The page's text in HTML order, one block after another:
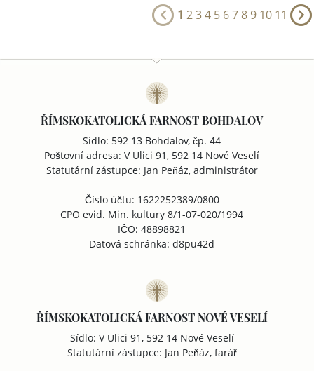
1 234 5 67 8 9 10 11
ŘÍMSKOKATOLICKÁ FARNOST BOHDALOV
Sídlo: 592 13 Bohdalov, čp. 44
Poštovní adresa: V Ulici 91, 592 14 Nové Veselí
Statutární zástupce: Jan Peňáz, administrátor
Číslo účtu: 1622252389/0800
CPO evid. Min. kultury 8/1-07-020/1994
IČO: 48898821
Datová schránka: d8pu42d
ŘÍMSKOKATOLICKÁ FARNOST NOVÉ VESELÍ
Sídlo: V Ulici 91, 592 14 Nové Veselí
Statutární zástupce: Jan Peňáz, farář